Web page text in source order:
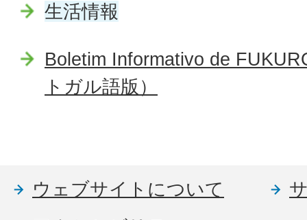
生活情報
Boletim Informativo de
トガル語版）
ウェブサイトについて